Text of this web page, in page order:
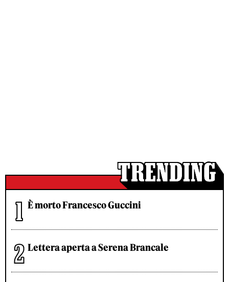
È morto Francesco Guccini
Lettera aperta a Serena Brancale